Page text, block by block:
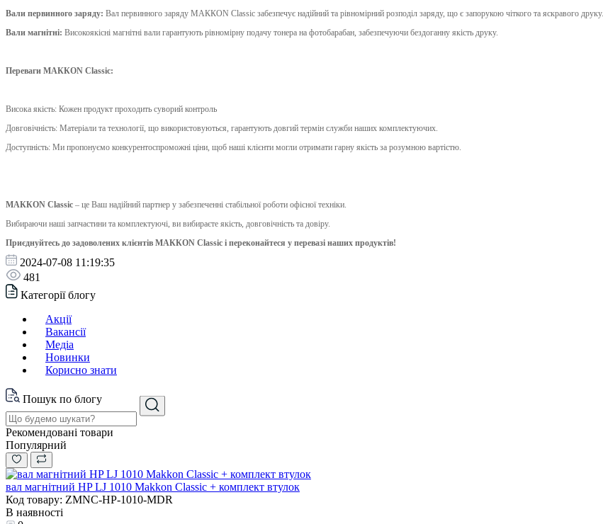
Вали первинного заряду: Вал первинного заряду МАККОN Classic забезпечує надійний та рівномірний розподіл заряду, що є запорукою чіткого та яскравого друку.
Вали магнітні: Високоякісні магнітні вали гарантують рівномірну подачу тонера на фотобарабан, забезпечуючи бездоганну якість друку.
Переваги МАККОN Classic:
Висока якість: Кожен продукт проходить суворий контроль
Довговічність: Матеріали та технології, що використовуються, гарантують довгий термін служби наших комплектуючих.
Доступність: Ми пропонуємо конкурентоспроможні ціни, щоб наші клієнти могли отримати гарну якість за розумною вартістю.
МАККОN Classic – це Ваш надійний партнер у забезпеченні стабільної роботи офісної техніки.
Вибираючи наші запчастини та комплектуючі, ви вибираєте якість, довговічність та довіру.
Приєднуйтесь до задоволених клієнтів МАККОN Classic і переконайтеся у перевазі наших продуктів!
2024-07-08 11:19:35
481
Категорії блогу
Акції
Вакансії
Медіа
Новинки
Корисно знати
Пошук по блогу
Рекомендовані товари
Популярний
вал магнітний HP LJ 1010 Makkon Classic + комплект втулок
Код товару: ZMNC-HP-1010-MDR
В наявності